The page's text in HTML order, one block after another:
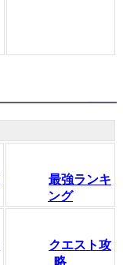
最強ランキ
ング
クエスト攻
略